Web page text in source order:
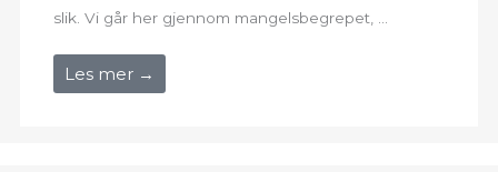
slik. Vi går her gjennom mangelsbegrepet, ...
Les mer →